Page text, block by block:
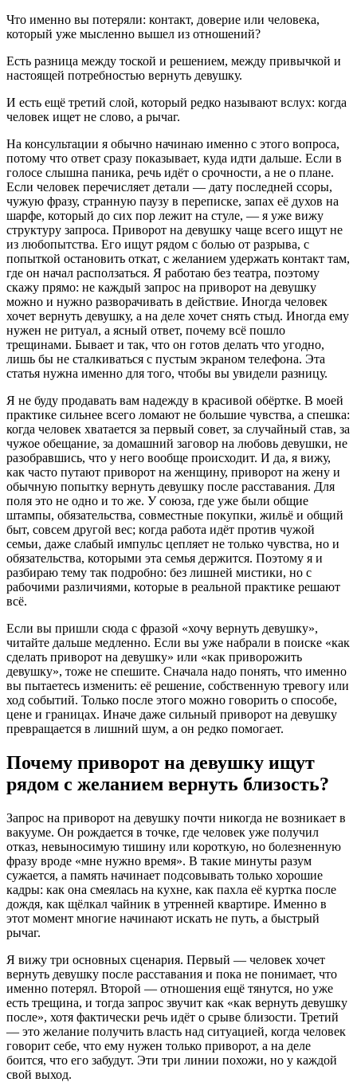
Что именно вы потеряли: контакт, доверие или человека,
который уже мысленно вышел из отношений?
Есть разница между тоской и решением, между привычкой и
настоящей потребностью вернуть девушку.
И есть ещё третий слой, который редко называют вслух: когда
человек ищет не слово, а рычаг.
На консультации я обычно начинаю именно с этого вопроса,
потому что ответ сразу показывает, куда идти дальше. Если в
голосе слышна паника, речь идёт о срочности, а не о плане.
Если человек перечисляет детали — дату последней ссоры,
чужую фразу, странную паузу в переписке, запах её духов на
шарфе, который до сих пор лежит на стуле, — я уже вижу
структуру запроса. Приворот на девушку чаще всего ищут не
из любопытства. Его ищут рядом с болью от разрыва, с
попыткой остановить откат, с желанием удержать контакт там,
где он начал расползаться. Я работаю без театра, поэтому
скажу прямо: не каждый запрос на приворот на девушку
можно и нужно разворачивать в действие. Иногда человек
хочет вернуть девушку, а на деле хочет снять стыд. Иногда ему
нужен не ритуал, а ясный ответ, почему всё пошло
трещинами. Бывает и так, что он готов делать что угодно,
лишь бы не сталкиваться с пустым экраном телефона. Эта
статья нужна именно для того, чтобы вы увидели разницу.
Я не буду продавать вам надежду в красивой обёртке. В моей
практике сильнее всего ломают не большие чувства, а спешка:
когда человек хватается за первый совет, за случайный став, за
чужое обещание, за домашний заговор на любовь девушки, не
разобравшись, что у него вообще происходит. И да, я вижу,
как часто путают приворот на женщину, приворот на жену и
обычную попытку вернуть девушку после расставания. Для
поля это не одно и то же. У союза, где уже были общие
штампы, обязательства, совместные покупки, жильё и общий
быт, совсем другой вес; когда работа идёт против чужой
семьи, даже слабый импульс цепляет не только чувства, но и
обязательства, которыми эта семья держится. Поэтому я и
разбираю тему так подробно: без лишней мистики, но с
рабочими различиями, которые в реальной практике решают
всё.
Если вы пришли сюда с фразой «хочу вернуть девушку»,
читайте дальше медленно. Если вы уже набрали в поиске «как
сделать приворот на девушку» или «как приворожить
девушку», тоже не спешите. Сначала надо понять, что именно
вы пытаетесь изменить: её решение, собственную тревогу или
ход событий. Только после этого можно говорить о способе,
цене и границах. Иначе даже сильный приворот на девушку
превращается в лишний шум, а он редко помогает.
Почему приворот на девушку ищут
рядом с желанием вернуть близость?
Запрос на приворот на девушку почти никогда не возникает в
вакууме. Он рождается в точке, где человек уже получил
отказ, невыносимую тишину или короткую, но болезненную
фразу вроде «мне нужно время». В такие минуты разум
сужается, а память начинает подсовывать только хорошие
кадры: как она смеялась на кухне, как пахла её куртка после
дождя, как щёлкал чайник в утренней квартире. Именно в
этот момент многие начинают искать не путь, а быстрый
рычаг.
Я вижу три основных сценария. Первый — человек хочет
вернуть девушку после расставания и пока не понимает, что
именно потерял. Второй — отношения ещё тянутся, но уже
есть трещина, и тогда запрос звучит как «как вернуть девушку
после», хотя фактически речь идёт о срыве близости. Третий
— это желание получить власть над ситуацией, когда человек
говорит себе, что ему нужен только приворот, а на деле
боится, что его забудут. Эти три линии похожи, но у каждой
свой выход.